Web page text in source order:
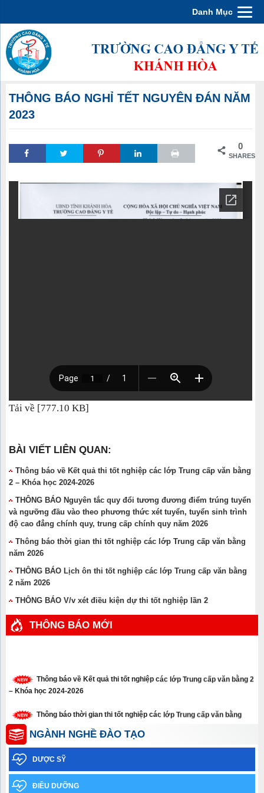
Danh Mục
THÔNG BÁO NGHỈ TẾT NGUYÊN ĐÁN NĂM
2023
0
SHARES
Tải về [777.10 KB]
BÀI VIẾT LIÊN QUAN:
Thông báo về Kết quả thi tốt nghiệp các lớp Trung cấp văn bằng
2 – Khóa học 2024-2026
THÔNG BÁO Nguyên tắc quy đổi tương đương điểm trúng tuyển
và ngưỡng đầu vào theo phương thức xét tuyển, tuyển sinh trình
độ cao đẳng chính quy, trung cấp chính quy năm 2026
Thông báo thời gian thi tốt nghiệp các lớp Trung cấp văn bằng
năm 2026
THÔNG BÁO Lịch ôn thi tốt nghiệp các lớp Trung cấp văn bằng
2 năm 2026
THÔNG BÁO V/v xét điều kiện dự thi tốt nghiệp lần 2
THÔNG BÁO MỚI
Thông báo về Kết quả thi tốt nghiệp các lớp Trung cấp văn bằng 2
– Khóa học 2024-2026
Thông báo thời gian thi tốt nghiệp các lớp Trung cấp văn bằng
năm 2026
Thông báo xét tuyển thẳng trình độ cao đẳng, trung cấp năm 2026
Thông báo về việc học sinh sinh viên chưa tham gia Bảo hiểm y
tế năm học 2025-2026
NGÀNH NGHỀ ĐÀO TẠO
DƯỢC SỸ
ĐIỀU DƯỠNG